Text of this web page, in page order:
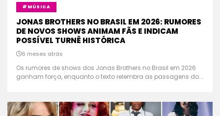
#MÚSICA
JONAS BROTHERS NO BRASIL EM 2026: RUMORES
DE NOVOS SHOWS ANIMAM FÃS E INDICAM
POSSÍVEL TURNÊ HISTÓRICA
6 meses atrás
Os rumores de shows dos Jonas Brothers no Brasil em 2026
ganham força, enquanto o texto relembra as passagens do...